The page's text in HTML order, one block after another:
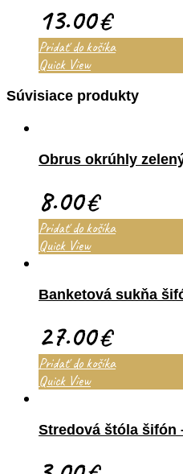
13.00€
Pridať do košíka
Quick View
Súvisiace produkty
Obrus okrúhly
8.00€
Pridať do košíka
Quick View
Banketová sukňa
27.00€
Pridať do košíka
Quick View
Stredová štóla šifón